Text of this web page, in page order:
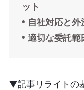
ット
• 自社対応と
• 適切な委託
▼記事リライトの